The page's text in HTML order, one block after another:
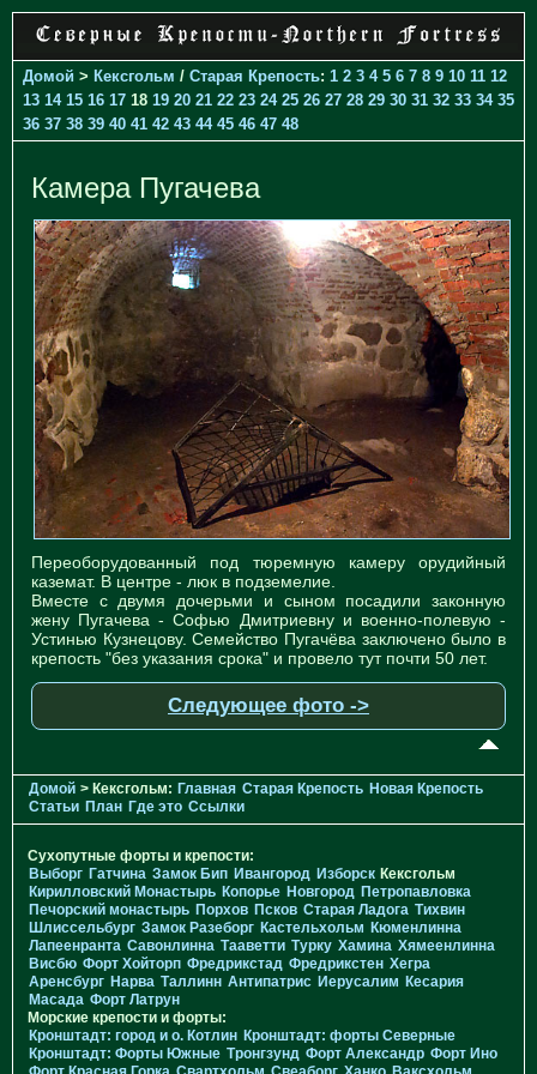
Домой > Кексгольм / Старая Крепость: 1 2 3 4 5 6 7 8 9 10 11 12
13 14 15 16 17 18 19 20 21 22 23 24 25 26 27 28 29 30 31 32 33 34 35
36 37 38 39 40 41 42 43 44 45 46 47 48
Камера Пугачева
Переоборудованный под тюремную камеру орудийный
каземат. В центре - люк в подземелие.
Вместе с двумя дочерьми и сыном посадили законную
жену Пугачева - Софью Дмитриевну и военно-полевую -
Устинью Кузнецову. Семейство Пугачёва заключено было в
крепость "без указания срока" и провело тут почти 50 лет.
Следующее фото ->
Домой > Кексгольм: Главная Старая Крепость Новая Крепость
Статьи План Где это Ссылки
Сухопутные форты и крепости:
Выборг Гатчина Замок Бип Ивангород Изборск Кексгольм
Кирилловский Монастырь Копорье Новгород Петропавловка
Печорcкий монастырь Порхов Псков Старая Ладога Тихвин
Шлиссельбург Замок Разеборг Кастельхольм Кюменлинна
Лапеенранта Савонлинна Тааветти Турку Хамина Хямеенлинна
Висбю Форт Хойторп Фредрикстад Фредрикстен Хегра
Аренсбург Нарва Таллинн Антипатрис Иерусалим Кесария
Масада Форт Латрун
Морские крепости и форты:
Кронштадт: город и о. Котлин Кронштадт: форты Северные
Кронштадт: Форты Южные Тронгзунд Форт Александр Форт Ино